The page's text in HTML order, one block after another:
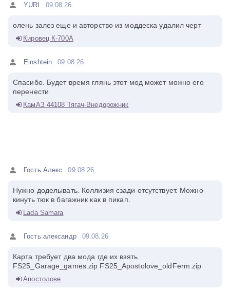
YURI 09.08.26
олень залез еще и авторство из моддеска удалил черт
Кировец К-700А
Einshtein 09.08.26
Спасибо. Будет время глянь этот мод может можно его
перенести
КамАЗ 44108 Тягач-Внедорожник
Гость Алекс 09.08.26
Нужно доделывать. Коллизия сзади отсутствует. Можно
кинуть тюк в багажник как в пикап.
Lada Samara
Гость александр 09.08.26
Карта требует два мода где их взять
FS25_Garage_games.zip FS25_Apostolove_oldFerm.zip
Апостолове